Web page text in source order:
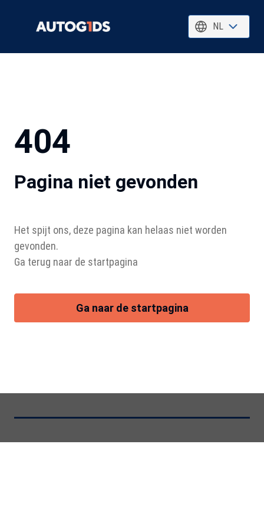
NL
404
Pagina niet gevonden
Het spijt ons, deze pagina kan helaas niet worden
gevonden.
Ga terug naar de startpagina
Ga naar de startpagina